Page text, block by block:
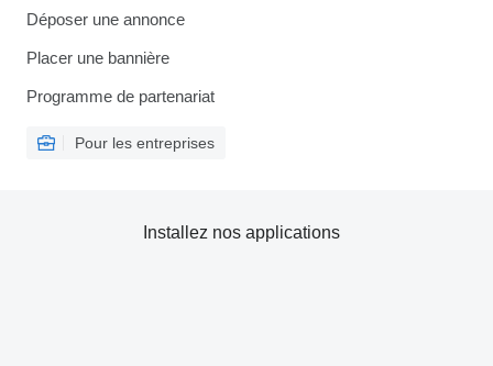
Déposer une annonce
Placer une bannière
Programme de partenariat
Pour les entreprises
Installez nos applications